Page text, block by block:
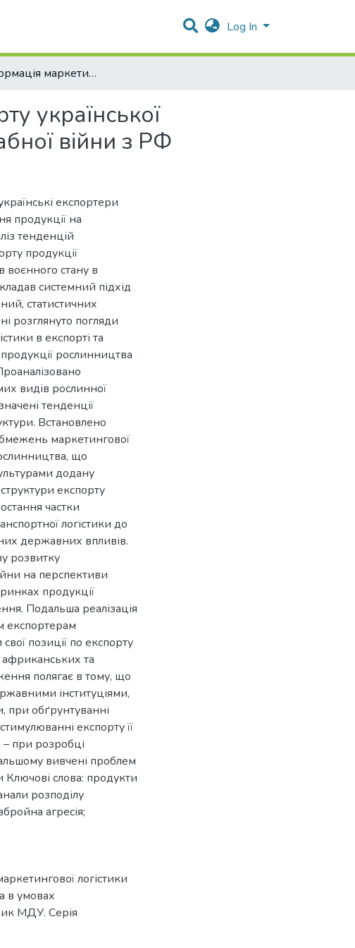
Log In
Трансформація маркетингової логістики експорту української продукції рослинництва в умовах повномасштабної війни з РФ
української
війни з РФ
експортери
продукції на
тенденцій
продукції
стану в
системний підхід
статистичних
розглянуто погляди
в експорті та
рослинництва
видів рослинної
тенденції
Встановлено
маркетингової
що
додану
експорту
частки
логістики до
державних впливів.
розвитку
на перспективи
продукції
Подальша реалізація
експортерам
позиції по експорту
та
полягає в тому, що
інституціями,
при обґрунтуванні
експорту її
при розробці
вивчені проблем
Ключові слова: продукти
розподілу
агресія;
логістики
в умовах
МДУ. Серія